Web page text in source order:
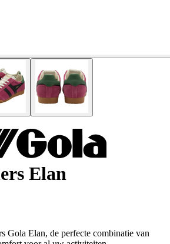
Elan
Gola Elan, de perfecte combinatie van